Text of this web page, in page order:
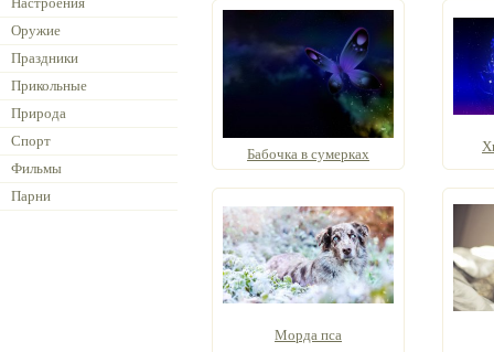
Оружие
Праздники
Прикольные
Природа
Спорт
Фильмы
Парни
Бабочка в сумерках
Морда пса